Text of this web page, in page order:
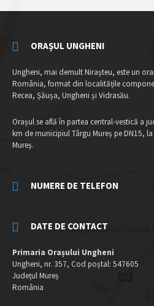
ORAȘUL UNGHENI
Ungheni, mai demult Nirașteu, este un
România, format din localitățile
Recea, Șăușa, Ungheni și Vidrasău.
Orașul se află în partea central-vestică a
km de municipiul Târgu Mureș pe DN15,
Mureș.
NUMERE DE TELEFON
DATE DE CONTACT
Primaria Orașului Ungheni
Ungheni, nr. 357, Cod poștal: 547605
Județul Mureș
România